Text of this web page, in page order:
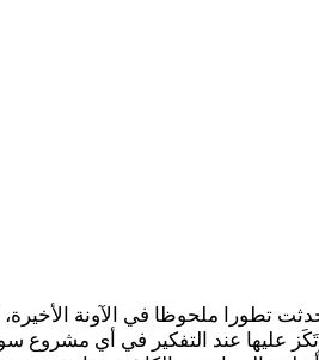
تطورا ملحوظا في الآونة